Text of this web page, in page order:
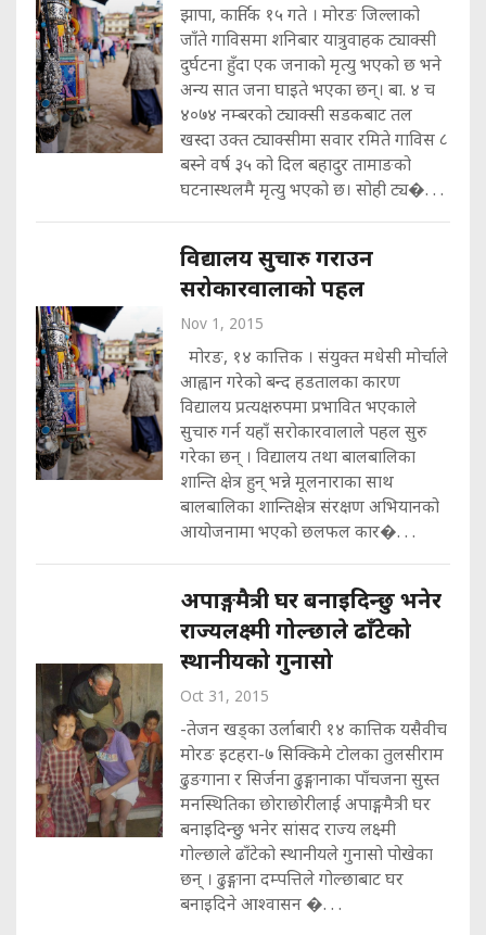
झापा, कार्तिक १५ गते । मोरङ जिल्लाको
जाँते गाविसमा शनिबार यात्रुवाहक ट्याक्सी
दुर्घटना हुँदा एक जनाको मृत्यु भएको छ भने
अन्य सात जना घाइते भएका छन्। बा. ४ च
४०७४ नम्बरको ट्याक्सी सडकबाट तल
खस्दा उक्त ट्याक्सीमा सवार रमिते गाविस ८
बस्ने वर्ष ३५ को दिल बहादुर तामाङको
घटनास्थलमै मृत्यु भएको छ। सोही ट्य�. . .
विद्यालय सुचारु गराउन
सरोकारवालाको पहल
Nov 1, 2015
मोरङ, १४ कात्तिक । संयुक्त मधेसी मोर्चाले
आह्वान गरेको बन्द हडतालका कारण
विद्यालय प्रत्यक्षरुपमा प्रभावित भएकाले
सुचारु गर्न यहाँ सरोकारवालाले पहल सुरु
गरेका छन् । विद्यालय तथा बालबालिका
शान्ति क्षेत्र हुन् भन्ने मूलनाराका साथ
बालबालिका शान्तिक्षेत्र संरक्षण अभियानको
आयोजनामा भएको छलफल कार�. . .
अपाङ्गमैत्री घर बनाइदिन्छु भनेर
राज्यलक्ष्मी गोल्छाले ढाँटेको
स्थानीयको गुनासो
Oct 31, 2015
-तेजन खड्का उर्लाबारी १४ कात्तिक यसैवीच
मोरङ इटहरा-७ सिक्किमे टोलका तुलसीराम
ढुङगाना र सिर्जना ढुङ्गानाका पाँचजना सुस्त
मनस्थितिका छोराछोरीलाई अपाङ्गमैत्री घर
बनाइदिन्छु भनेर सांसद राज्य लक्ष्मी
गोल्छाले ढाँटेको स्थानीयले गुनासो पोखेका
छन् । ढुङ्गाना दम्पत्तिले गोल्छाबाट घर
बनाइदिने आश्वासन �. . .